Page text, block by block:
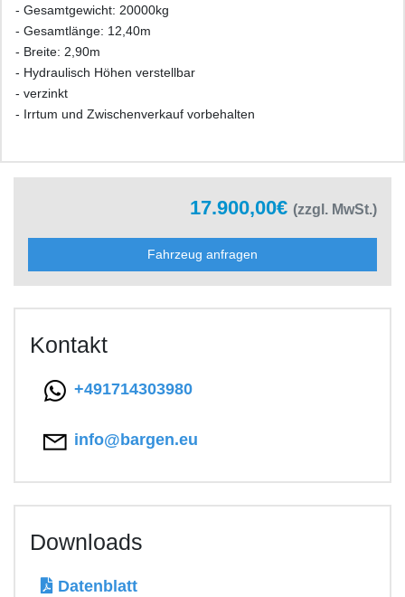
- Gesamtgewicht: 20000kg
- Gesamtlänge: 12,40m
- Breite: 2,90m
- Hydraulisch Höhen verstellbar
- verzinkt
- Irrtum und Zwischenverkauf vorbehalten
17.900,00€ (zzgl. MwSt.)
Fahrzeug anfragen
Kontakt
+491714303980
info@bargen.eu
Downloads
Datenblatt